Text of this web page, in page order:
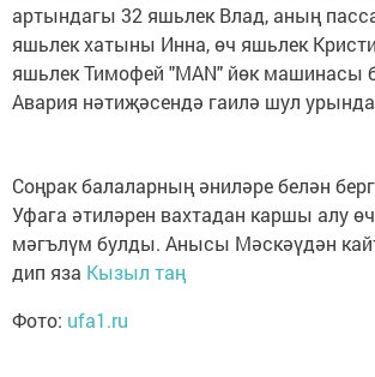
артындагы 32 яшьлек Влад, аның
яшьлек хатыны Инна, өч яшьлек
яшьлек Тимофей "MAN" йөк машинасы
Авария нәтиҗәсендә гаилә шул
Соңрак балаларның әниләре белән
Уфага әтиләрен вахтадан каршы алу
мәгълүм булды. Анысы Мәскәүдән
дип яза Кызыл таң
Фото: ufa1.ru